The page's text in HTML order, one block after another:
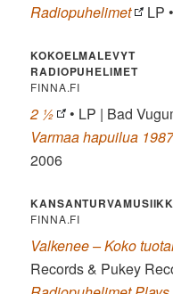
Radiopuhelimet
LP
KOKOELMALEVYT
RADIOPUHELIMET
FINNA.FI
2 ½
• LP | Bad
Varmaa hapuilua
2006
FINNA.FI
Valkenee – Koko
Records & Pukey